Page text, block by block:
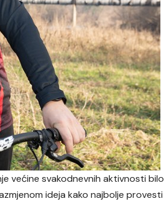
većine svakodnevnih aktivnosti bilo
ideja kako najbolje provesti